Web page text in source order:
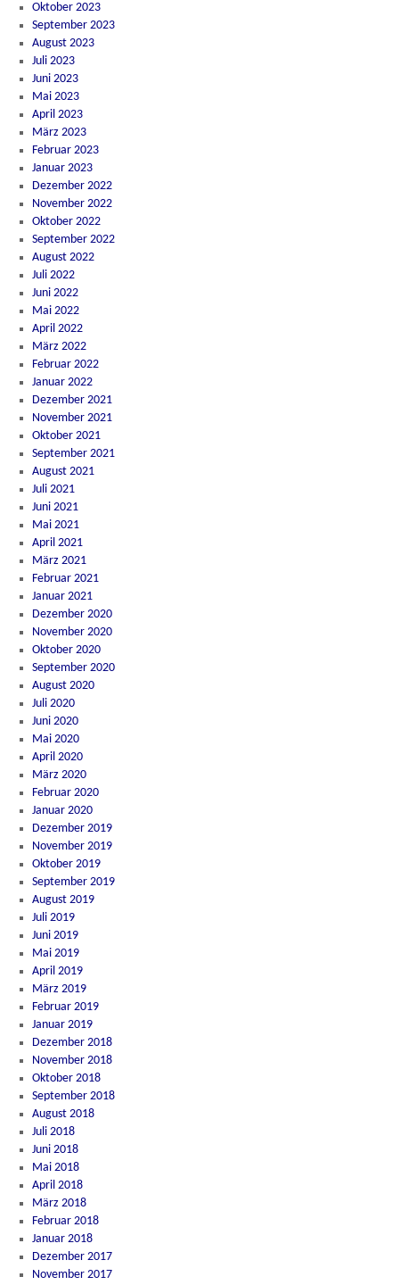
Oktober 2023
September 2023
August 2023
Juli 2023
Juni 2023
Mai 2023
April 2023
März 2023
Februar 2023
Januar 2023
Dezember 2022
November 2022
Oktober 2022
September 2022
August 2022
Juli 2022
Juni 2022
Mai 2022
April 2022
März 2022
Februar 2022
Januar 2022
Dezember 2021
November 2021
Oktober 2021
September 2021
August 2021
Juli 2021
Juni 2021
Mai 2021
April 2021
März 2021
Februar 2021
Januar 2021
Dezember 2020
November 2020
Oktober 2020
September 2020
August 2020
Juli 2020
Juni 2020
Mai 2020
April 2020
März 2020
Februar 2020
Januar 2020
Dezember 2019
November 2019
Oktober 2019
September 2019
August 2019
Juli 2019
Juni 2019
Mai 2019
April 2019
März 2019
Februar 2019
Januar 2019
Dezember 2018
November 2018
Oktober 2018
September 2018
August 2018
Juli 2018
Juni 2018
Mai 2018
April 2018
März 2018
Februar 2018
Januar 2018
Dezember 2017
November 2017